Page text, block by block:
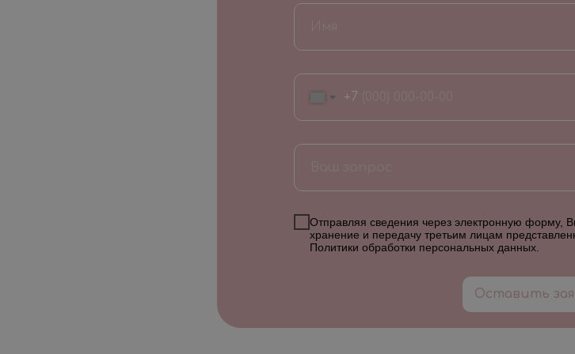
+7
Отправляя сведения через электронную форму,
хранение и передачу третьим лицам
Политики обработки персональных данных.
Оставить